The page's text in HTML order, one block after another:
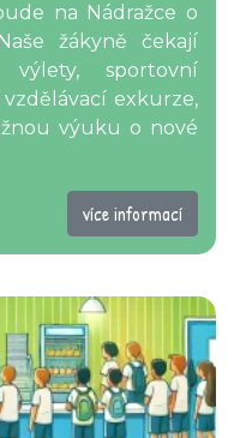
na Nádražce o
žákyně čekají
výlety, sportovní
exkurze,
výuku o nové
více informací